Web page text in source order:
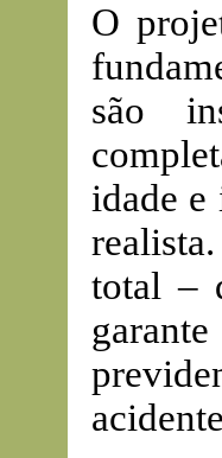
O
são
idade
total –